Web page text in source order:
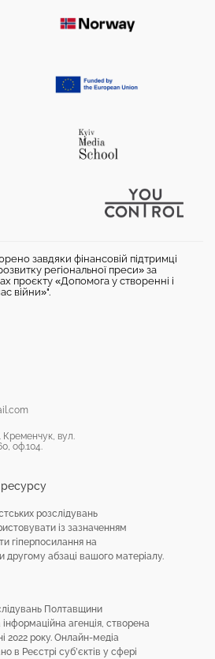
завдяки фінансовій підтримці
регіональної преси» за
проєкту «Допомога у створенні і
війни»".
Полтавщини
агенція, створена
2022 року. Онлайн-медіа
в Реєстрі суб’єктів у сфері
ресурсу
розслідувань
із зазначенням
гіперпосилання на
абзаці вашого матеріалу.
вул.
оф.104.